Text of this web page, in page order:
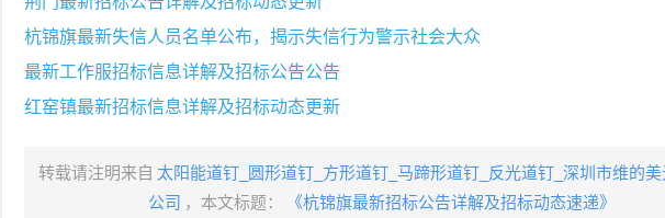
杭锦旗最新失信人员名单公布，揭示失信行为警示社会大众
最新工作服招标信息详解及招标公告公告
红窑镇最新招标信息详解及招标动态更新
转载请注明来自 太阳能道钉_圆形道钉_方形道钉_马蹄形道钉_反光道钉_深圳市维的
公司 ，本文标题： 《杭锦旗最新招标公告详解及招标动态速递》